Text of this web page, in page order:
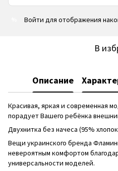
Войти для отображения
В
Описание
Красивая, яркая и современная
порадует Вашего ребёнка
Двухнитка без начеса (95%
Вещи украинского бренда
невероятным комфортом
универсальности моделей.